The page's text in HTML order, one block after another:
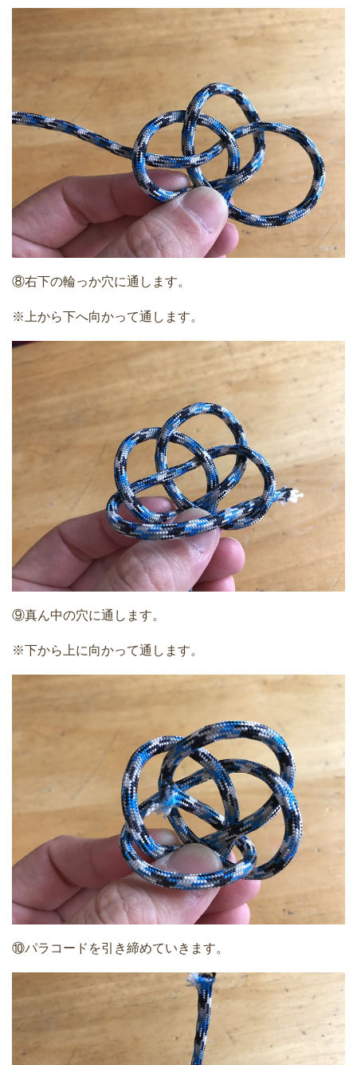
⑧右下の輪っか穴に通します。
※上から下へ向かって通します。
⑨真ん中の穴に通します。
※下から上に向かって通します。
⑩パラコードを引き締めていきます。